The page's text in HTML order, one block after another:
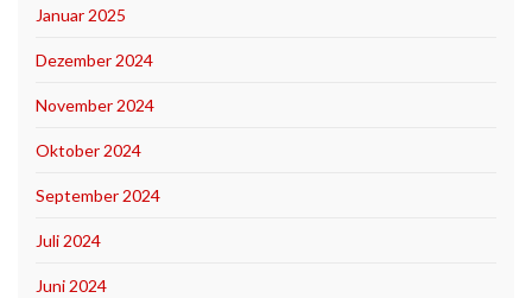
Januar 2025
Dezember 2024
November 2024
Oktober 2024
September 2024
Juli 2024
Juni 2024